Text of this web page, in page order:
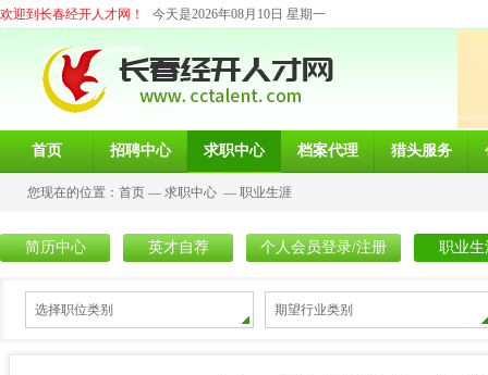
欢迎到长春经开人才网！ 今天是2026年08月10日 星期一
首页 招聘中心 求职中心 档案代理 猎头服务
您现在的位置： 首页 — 求职中心 — 职业生涯
简历中心 英才自荐 个人会员登录/注册 职业生
选择职位类别 期望行业类别